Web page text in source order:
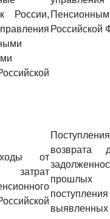
России,
Российской
от
затрат
возврата